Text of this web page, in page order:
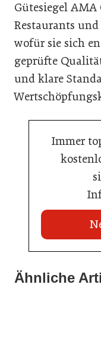
Gütesiegel AMA
Restaurants
wofür sie sich
geprüfte
und klare
Immer
Ähnliche
War die Fußball-
21. Juli 2026
20. Juli 2026